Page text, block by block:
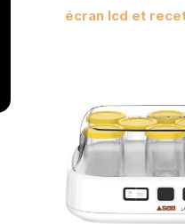
écran lcd et